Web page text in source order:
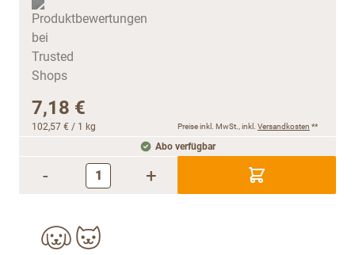
7,18 €
102,57 € / 1 kg Preise inkl. MwSt., inkl. Versandkosten **
Abo verfügbar
- +